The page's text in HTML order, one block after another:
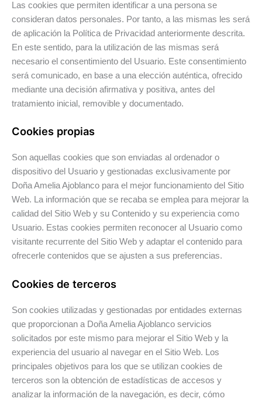
Las cookies que permiten identificar a una persona se
consideran datos personales. Por tanto, a las mismas les será
de aplicación la Política de Privacidad anteriormente descrita.
En este sentido, para la utilización de las mismas será
necesario el consentimiento del Usuario. Este consentimiento
será comunicado, en base a una elección auténtica, ofrecido
mediante una decisión afirmativa y positiva, antes del
tratamiento inicial, removible y documentado.
Cookies propias
Son aquellas cookies que son enviadas al ordenador o
dispositivo del Usuario y gestionadas exclusivamente por
Doña Amelia Ajoblanco para el mejor funcionamiento del Sitio
Web. La información que se recaba se emplea para mejorar la
calidad del Sitio Web y su Contenido y su experiencia como
Usuario. Estas cookies permiten reconocer al Usuario como
visitante recurrente del Sitio Web y adaptar el contenido para
ofrecerle contenidos que se ajusten a sus preferencias.
Cookies de terceros
Son cookies utilizadas y gestionadas por entidades externas
que proporcionan a Doña Amelia Ajoblanco servicios
solicitados por este mismo para mejorar el Sitio Web y la
experiencia del usuario al navegar en el Sitio Web. Los
principales objetivos para los que se utilizan cookies de
terceros son la obtención de estadísticas de accesos y
analizar la información de la navegación, es decir, cómo